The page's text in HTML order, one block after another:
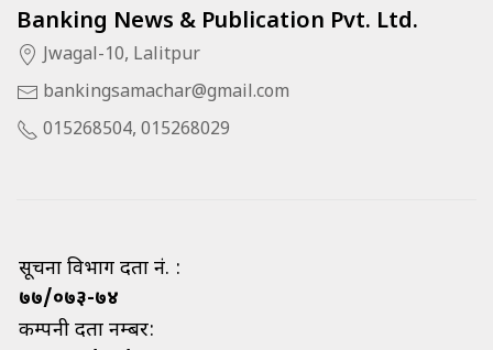
Banking News & Publication Pvt. Ltd.
Jwagal-10, Lalitpur
bankingsamachar@gmail.com
015268504, 015268029
सूचना विभाग दर्ता नं. :
७७/०७३-७४
कम्पनी दर्ता नम्बर: